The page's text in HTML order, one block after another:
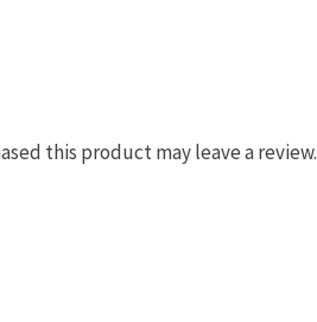
this product may leave a review.